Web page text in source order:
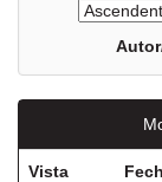
Vista